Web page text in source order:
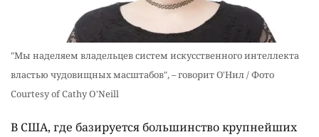
"Мы наделяем владельцев систем искусственного интеллекта
властью чудовищных масштабов", – говорит О'Нил / Фото
Courtesy of Cathy O'Neill
В США, где базируется большинство крупнейших